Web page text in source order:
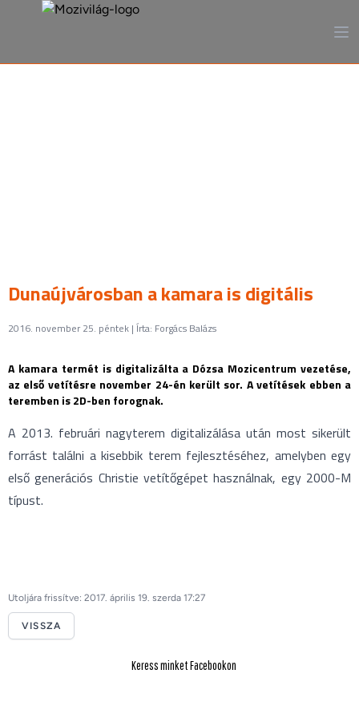
Dunaújvárosban a kamara is digitális
2016. november 25. péntek | Írta: Forgács Balázs
A kamara termét is digitalizálta a Dózsa Mozicentrum vezetése,
az első vetítésre november 24-én került sor. A vetítések ebben a
teremben is 2D-ben forognak.
A 2013. februári nagyterem digitalizálása után most sikerült
forrást találni a kisebbik terem fejlesztéséhez, amelyben egy
első generációs Christie vetítőgépet használnak, egy 2000-M
típust.
Utoljára frissítve: 2017. április 19. szerda 17:27
VISSZA
Keress minket Facebookon